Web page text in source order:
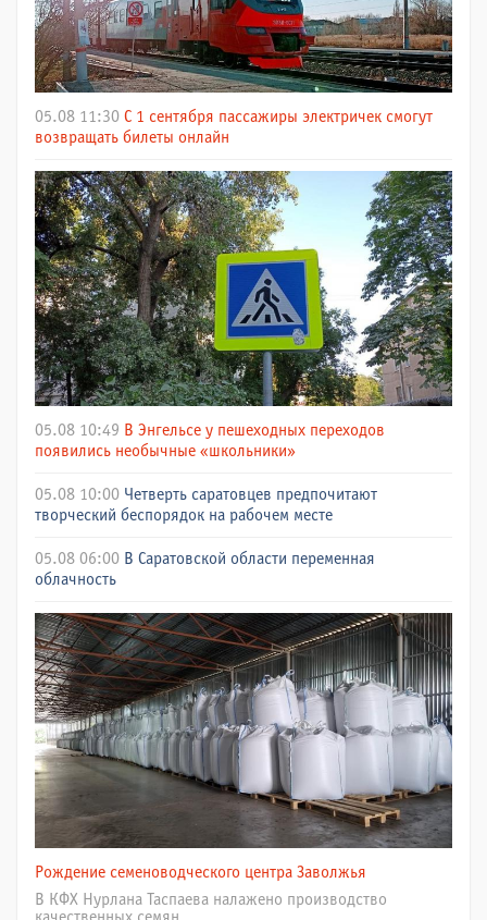
05.08 11:30 С 1 сентября пассажиры электричек смогут
возвращать билеты онлайн
05.08 10:49 В Энгельсе у пешеходных переходов
появились необычные «школьники»
05.08 10:00 Четверть саратовцев предпочитают
творческий беспорядок на рабочем месте
05.08 06:00 В Саратовской области переменная
облачность
Рождение семеноводческого центра Заволжья
В КФХ Нурлана Таспаева налажено производство